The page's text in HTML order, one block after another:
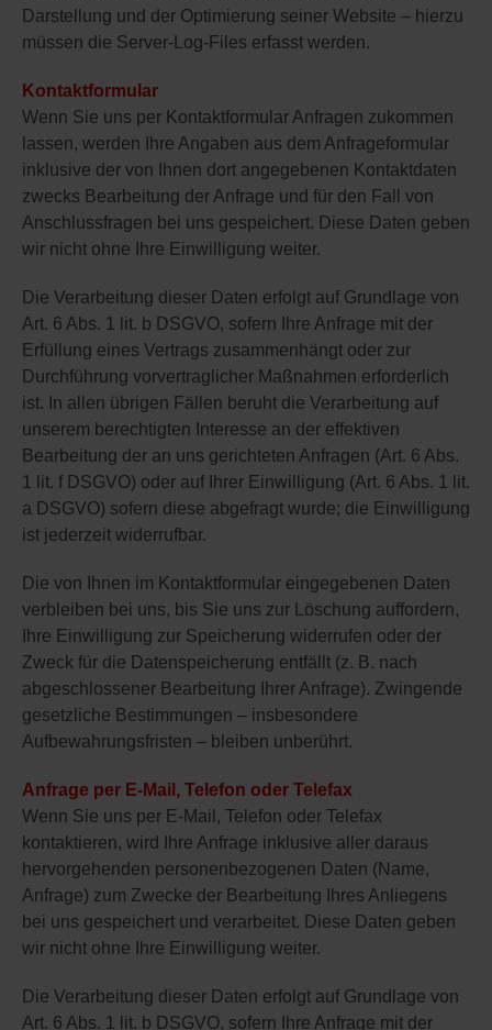
Darstellung und der Optimierung seiner Website – hierzu
müssen die Server-Log-Files erfasst werden.
Kontaktformular
Wenn Sie uns per Kontaktformular Anfragen zukommen
lassen, werden Ihre Angaben aus dem Anfrageformular
inklusive der von Ihnen dort angegebenen Kontaktdaten
zwecks Bearbeitung der Anfrage und für den Fall von
Anschlussfragen bei uns gespeichert. Diese Daten geben
wir nicht ohne Ihre Einwilligung weiter.
Die Verarbeitung dieser Daten erfolgt auf Grundlage von
Art. 6 Abs. 1 lit. b DSGVO, sofern Ihre Anfrage mit der
Erfüllung eines Vertrags zusammenhängt oder zur
Durchführung vorvertraglicher Maßnahmen erforderlich
ist. In allen übrigen Fällen beruht die Verarbeitung auf
unserem berechtigten Interesse an der effektiven
Bearbeitung der an uns gerichteten Anfragen (Art. 6 Abs.
1 lit. f DSGVO) oder auf Ihrer Einwilligung (Art. 6 Abs. 1 lit.
a DSGVO) sofern diese abgefragt wurde; die Einwilligung
ist jederzeit widerrufbar.
Die von Ihnen im Kontaktformular eingegebenen Daten
verbleiben bei uns, bis Sie uns zur Löschung auffordern,
Ihre Einwilligung zur Speicherung widerrufen oder der
Zweck für die Datenspeicherung entfällt (z. B. nach
abgeschlossener Bearbeitung Ihrer Anfrage). Zwingende
gesetzliche Bestimmungen – insbesondere
Aufbewahrungsfristen – bleiben unberührt.
Anfrage per E-Mail, Telefon oder Telefax
Wenn Sie uns per E-Mail, Telefon oder Telefax
kontaktieren, wird Ihre Anfrage inklusive aller daraus
hervorgehenden personenbezogenen Daten (Name,
Anfrage) zum Zwecke der Bearbeitung Ihres Anliegens
bei uns gespeichert und verarbeitet. Diese Daten geben
wir nicht ohne Ihre Einwilligung weiter.
Die Verarbeitung dieser Daten erfolgt auf Grundlage von
Art. 6 Abs. 1 lit. b DSGVO, sofern Ihre Anfrage mit der